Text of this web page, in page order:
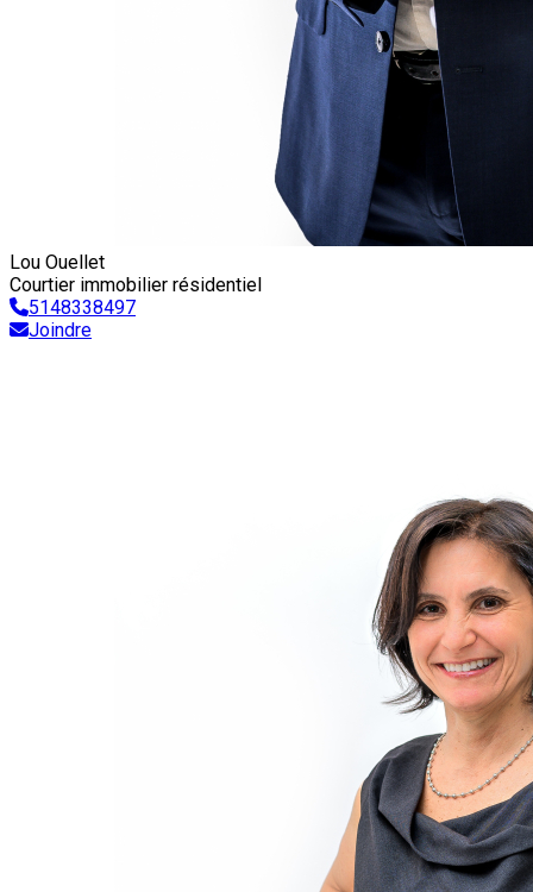
Lou Ouellet
Courtier immobilier résidentiel
5148338497
Joindre